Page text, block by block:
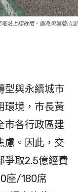
站上線啟用。圖為東區龍山里
與永續城市
環境，市長黃
市各行政區建
慮。因此，交
爭取2.5億經費
座/180席